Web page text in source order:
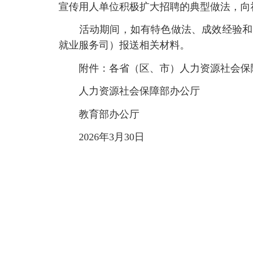
宣传用人单位积极扩大招聘的典型做法，
活动期间，如有特色做法、成效经验和
就业服务司）报送相关材料。
附件：各省（区、市）人力资源社会保
人力资源社会保障部办公厅
教育部办公厅
2026年3月30日